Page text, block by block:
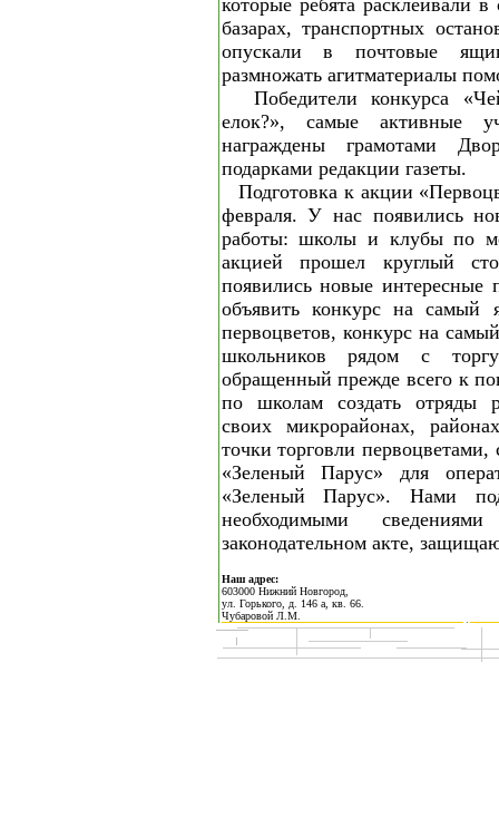
которые ребята расклеивали
базарах, транспортных
опускали в почтовые
размножать агитматериалы
Победители конкурса
елок?», самые активные
награждены грамотами
подарками редакции газеты.
Подготовка к акции
февраля. У нас появились
работы: школы и клубы по
акцией прошел круглый
появились новые интересные
объявить конкурс на самый
первоцветов, конкурс на
школьников рядом с
обращенный прежде всего к
по школам создать отряды
своих микрорайонах,
точки торговли первоцветами,
«Зеленый Парус» для
«Зеленый Парус». Нами
необходимыми
законодательном акте,
Наш адрес:
603000 Нижний Новгород,
ул. Горького, д. 146 а, кв. 66.
Чубаровой Л.М.